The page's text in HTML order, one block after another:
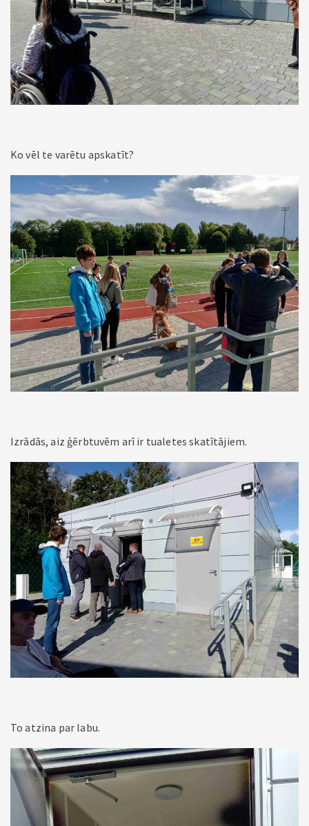
Ko vēl te varētu apskatīt?
Izrādās, aiz ģērbtuvēm arī ir tualetes skatītājiem.
To atzina par labu.